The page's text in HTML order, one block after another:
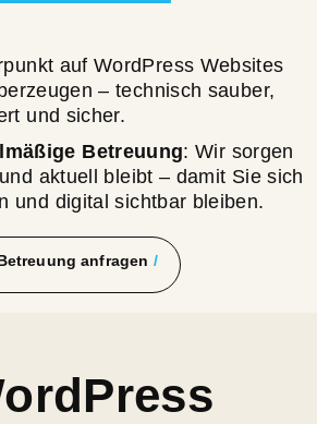
auf WordPress Websites
– technisch sauber,
und sicher.
Betreuung: Wir sorgen
aktuell bleibt – damit Sie sich
und digital sichtbar bleiben.
anfragen